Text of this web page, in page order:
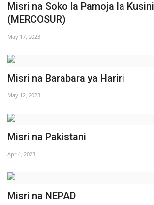
Raia wa ulimwengu mzima
Nafasi
Washiriki
Video
Wadhamini
Language
Misri na Soko la Pamoja la Kusini
(MERCOSUR)
May 17, 2023
Misri na Barabara ya Hariri
May 12, 2023
Misri na Pakistani
Apr 4, 2023
Misri na NEPAD